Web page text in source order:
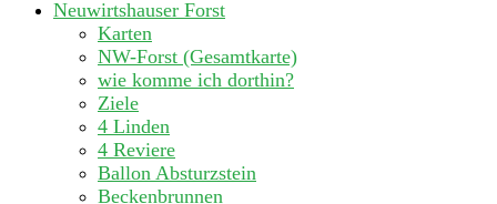
Neuwirtshauser Forst
Karten
NW-Forst (Gesamtkarte)
wie komme ich dorthin?
Ziele
4 Linden
4 Reviere
Ballon Absturzstein
Beckenbrunnen